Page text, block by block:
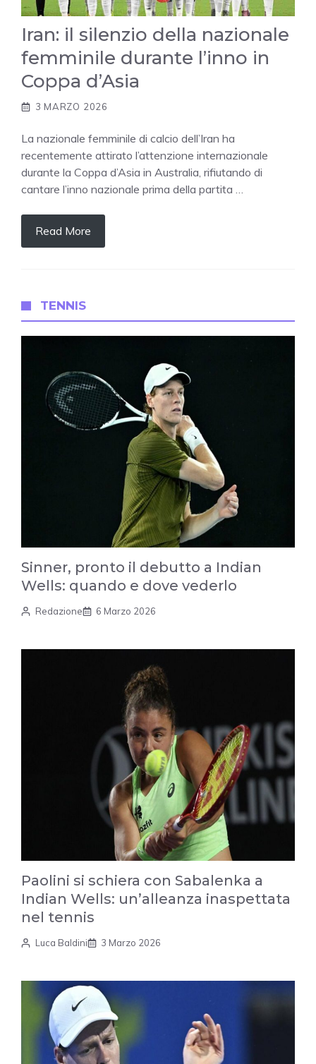
Iran: il silenzio della nazionale
femminile durante l’inno in
Coppa d’Asia
3 MARZO 2026
La nazionale femminile di calcio dell’Iran ha
recentemente attirato l’attenzione internazionale
durante la Coppa d’Asia in Australia, rifiutando di
cantare l’inno nazionale prima della partita …
Read More
TENNIS
Sinner, pronto il debutto a Indian
Wells: quando e dove vederlo
Redazione 6 Marzo 2026
Paolini si schiera con Sabalenka a
Indian Wells: un’alleanza inaspettata
nel tennis
Luca Baldini 3 Marzo 2026